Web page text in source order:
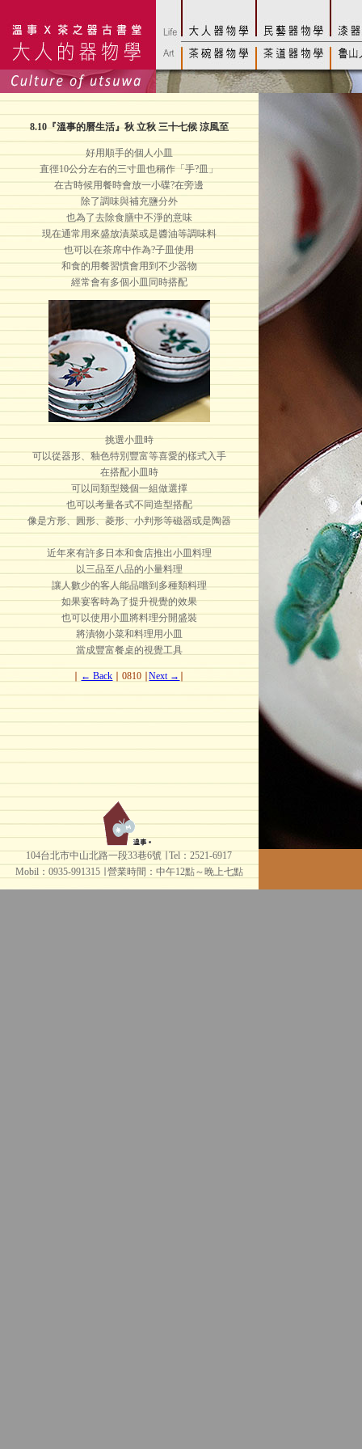
8.10『溫事的曆生活』秋 立秋 三十七候 涼風至
好用順手的個人小皿
直徑10公分左右的三寸皿也稱作「手?皿」
在古時候用餐時會放一小碟?在旁邊
除了調味與補充鹽分外
也為了去除食膳中不淨的意味
現在通常用來盛放漬菜或是醬油等調味料
也可以在茶席中作為?子皿使用
和食的用餐習慣會用到不少器物
經常會有多個小皿同時搭配
挑選小皿時
可以從器形、釉色特別豐富等喜愛的樣式入手
在搭配小皿時
可以同類型幾個一組做選擇
也可以考量各式不同造型搭配
像是方形、圓形、菱形、小判形等磁器或是陶器
近年來有許多日本和食店推出小皿料理
以三品至八品的小量料理
讓人數少的客人能品嚐到多種類料理
如果宴客時為了提升視覺的效果
也可以使用小皿將料理分開盛裝
將漬物小菜和料理用小皿
當成豐富餐桌的視覺工具
← Back ∣ 0810 ∣Next →
104台北市中山北路一段33巷6號 ∣ Tel：2521-6917
Mobil：0935-991315 ∣
營業時間：中午12點～晚上七點